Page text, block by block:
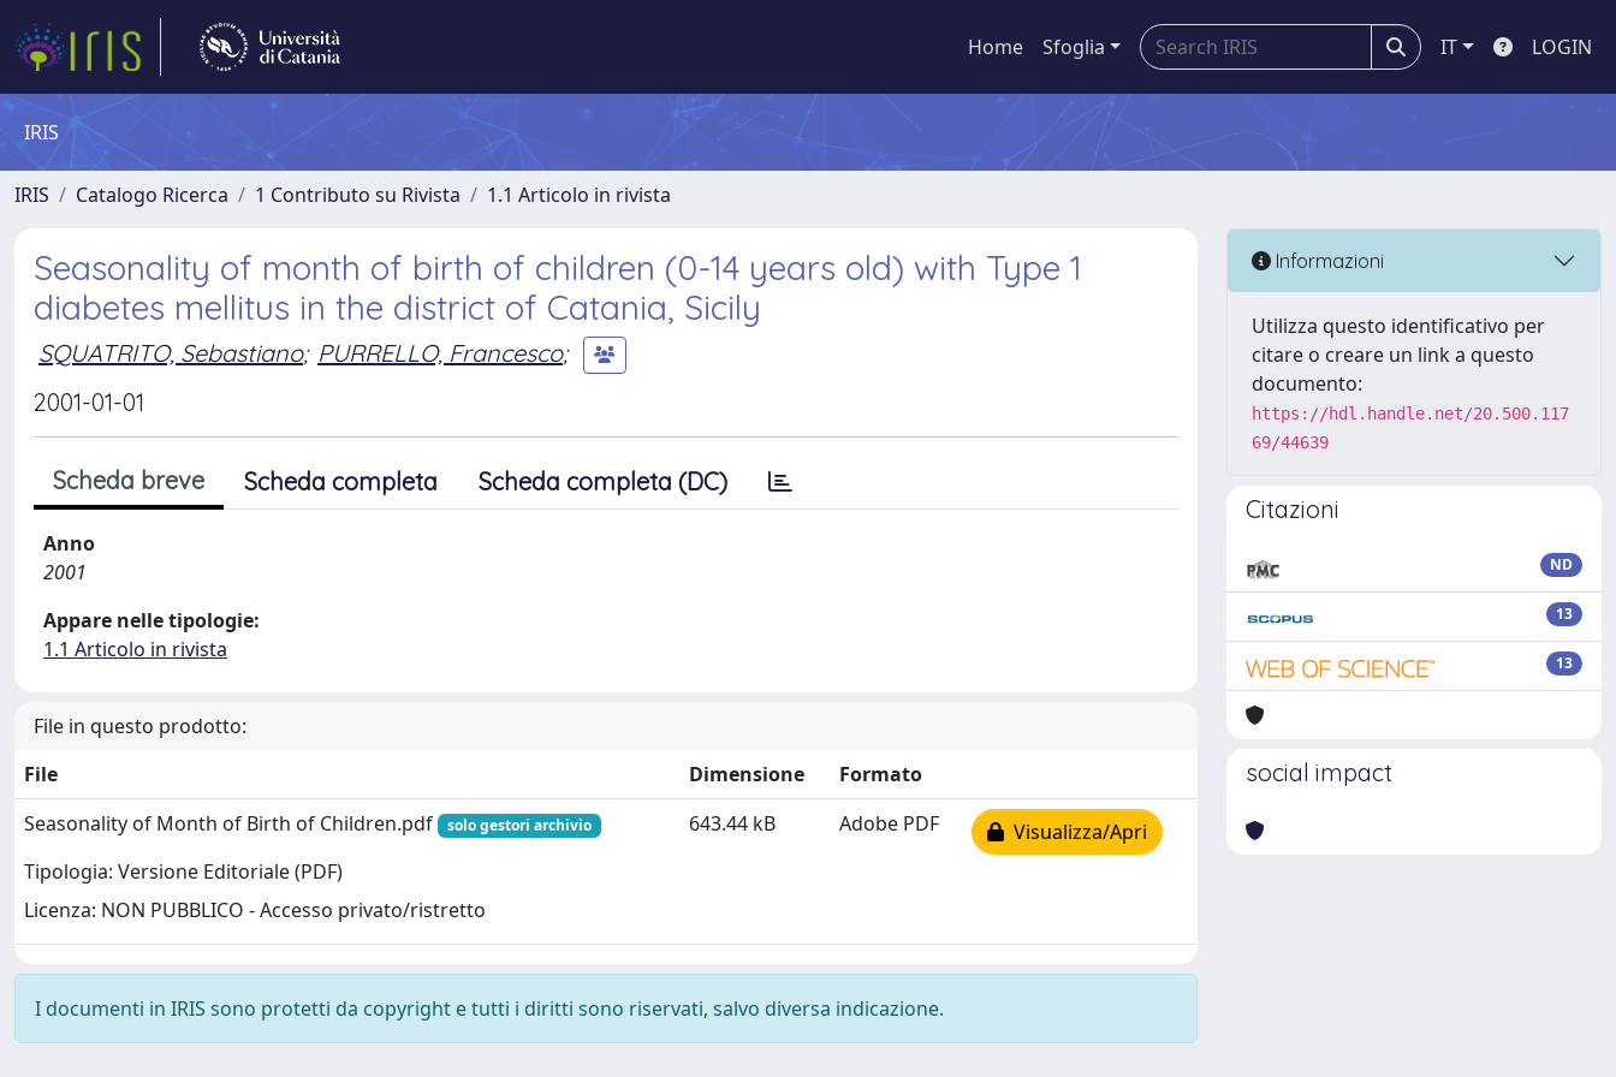
Home Sfoglia IT LOGIN
IRIS
IRIS Catalogo Ricerca 1 Contributo su Rivista 1.1 Articolo in rivista
Seasonality of month of birth of children (0-14 years old) with Type 1
diabetes mellitus in the district of Catania, Sicily
SQUATRITO, Sebastiano; PURRELLO, Francesco;
2001-01-01
Scheda breve Scheda completa Scheda completa (DC)
Anno
2001
Appare nelle tipologie:
1.1 Articolo in rivista
File in questo prodotto:
File
Dimensione
Formato
Seasonality of Month of Birth of Children.pdf
solo gestori archivio
Tipologia: Versione Editoriale (PDF)
Licenza: NON PUBBLICO - Accesso privato/ristretto
643.44 kB Adobe PDF Visualizza/Apri
I documenti in IRIS sono protetti da copyright e tutti i diritti sono riservati, salvo diversa indicazione.
Informazioni
Utilizza questo identificativo per
citare o creare un link a questo
documento:
https://hdl.handle.net/20.500.117
69/44639
Citazioni
ND
13
13
social impact